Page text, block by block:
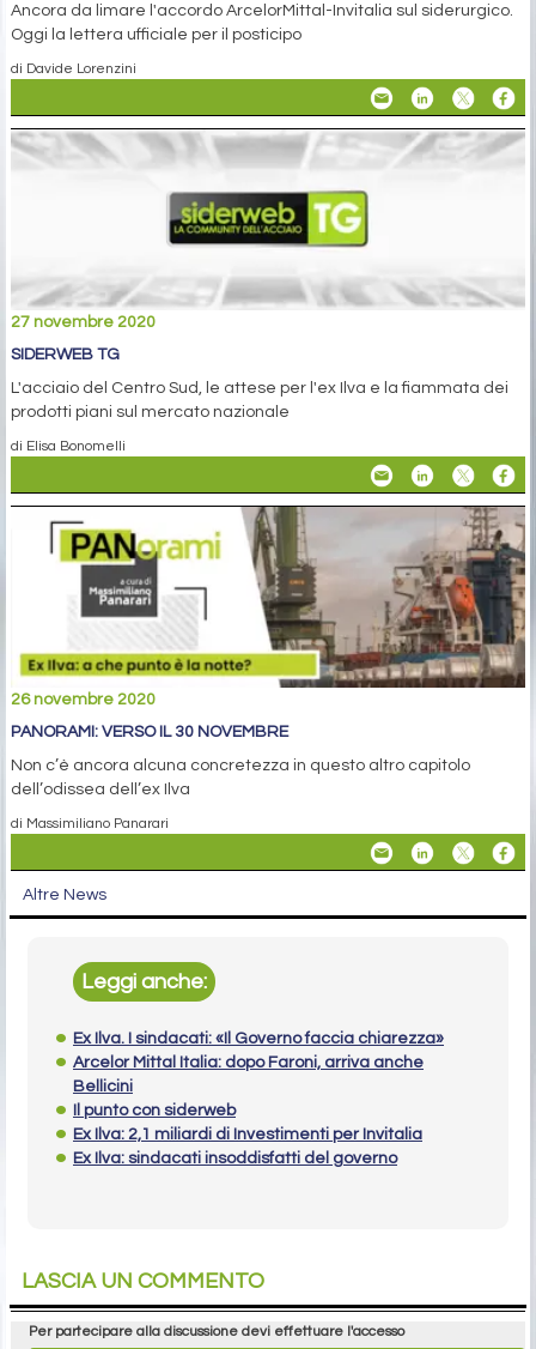
Ancora da limare l'accordo ArcelorMittal-Invitalia sul siderurgico.
Oggi la lettera ufficiale per il posticipo
di Davide Lorenzini
27 novembre 2020
SIDERWEB TG
L'acciaio del Centro Sud, le attese per l'ex Ilva e la fiammata dei
prodotti piani sul mercato nazionale
di Elisa Bonomelli
26 novembre 2020
PANORAMI: VERSO IL 30 NOVEMBRE
Non c’è ancora alcuna concretezza in questo altro capitolo
dell’odissea dell’ex Ilva
di Massimiliano Panarari
Altre News
Leggi anche:
Ex Ilva. I sindacati: «Il Governo faccia chiarezza»
Arcelor Mittal Italia: dopo Faroni, arriva anche
Bellicini
Il punto con siderweb
Ex Ilva: 2,1 miliardi di Investimenti per Invitalia
Ex Ilva: sindacati insoddisfatti del governo
LASCIA UN COMMENTO
Per partecipare alla discussione devi effettuare l'accesso